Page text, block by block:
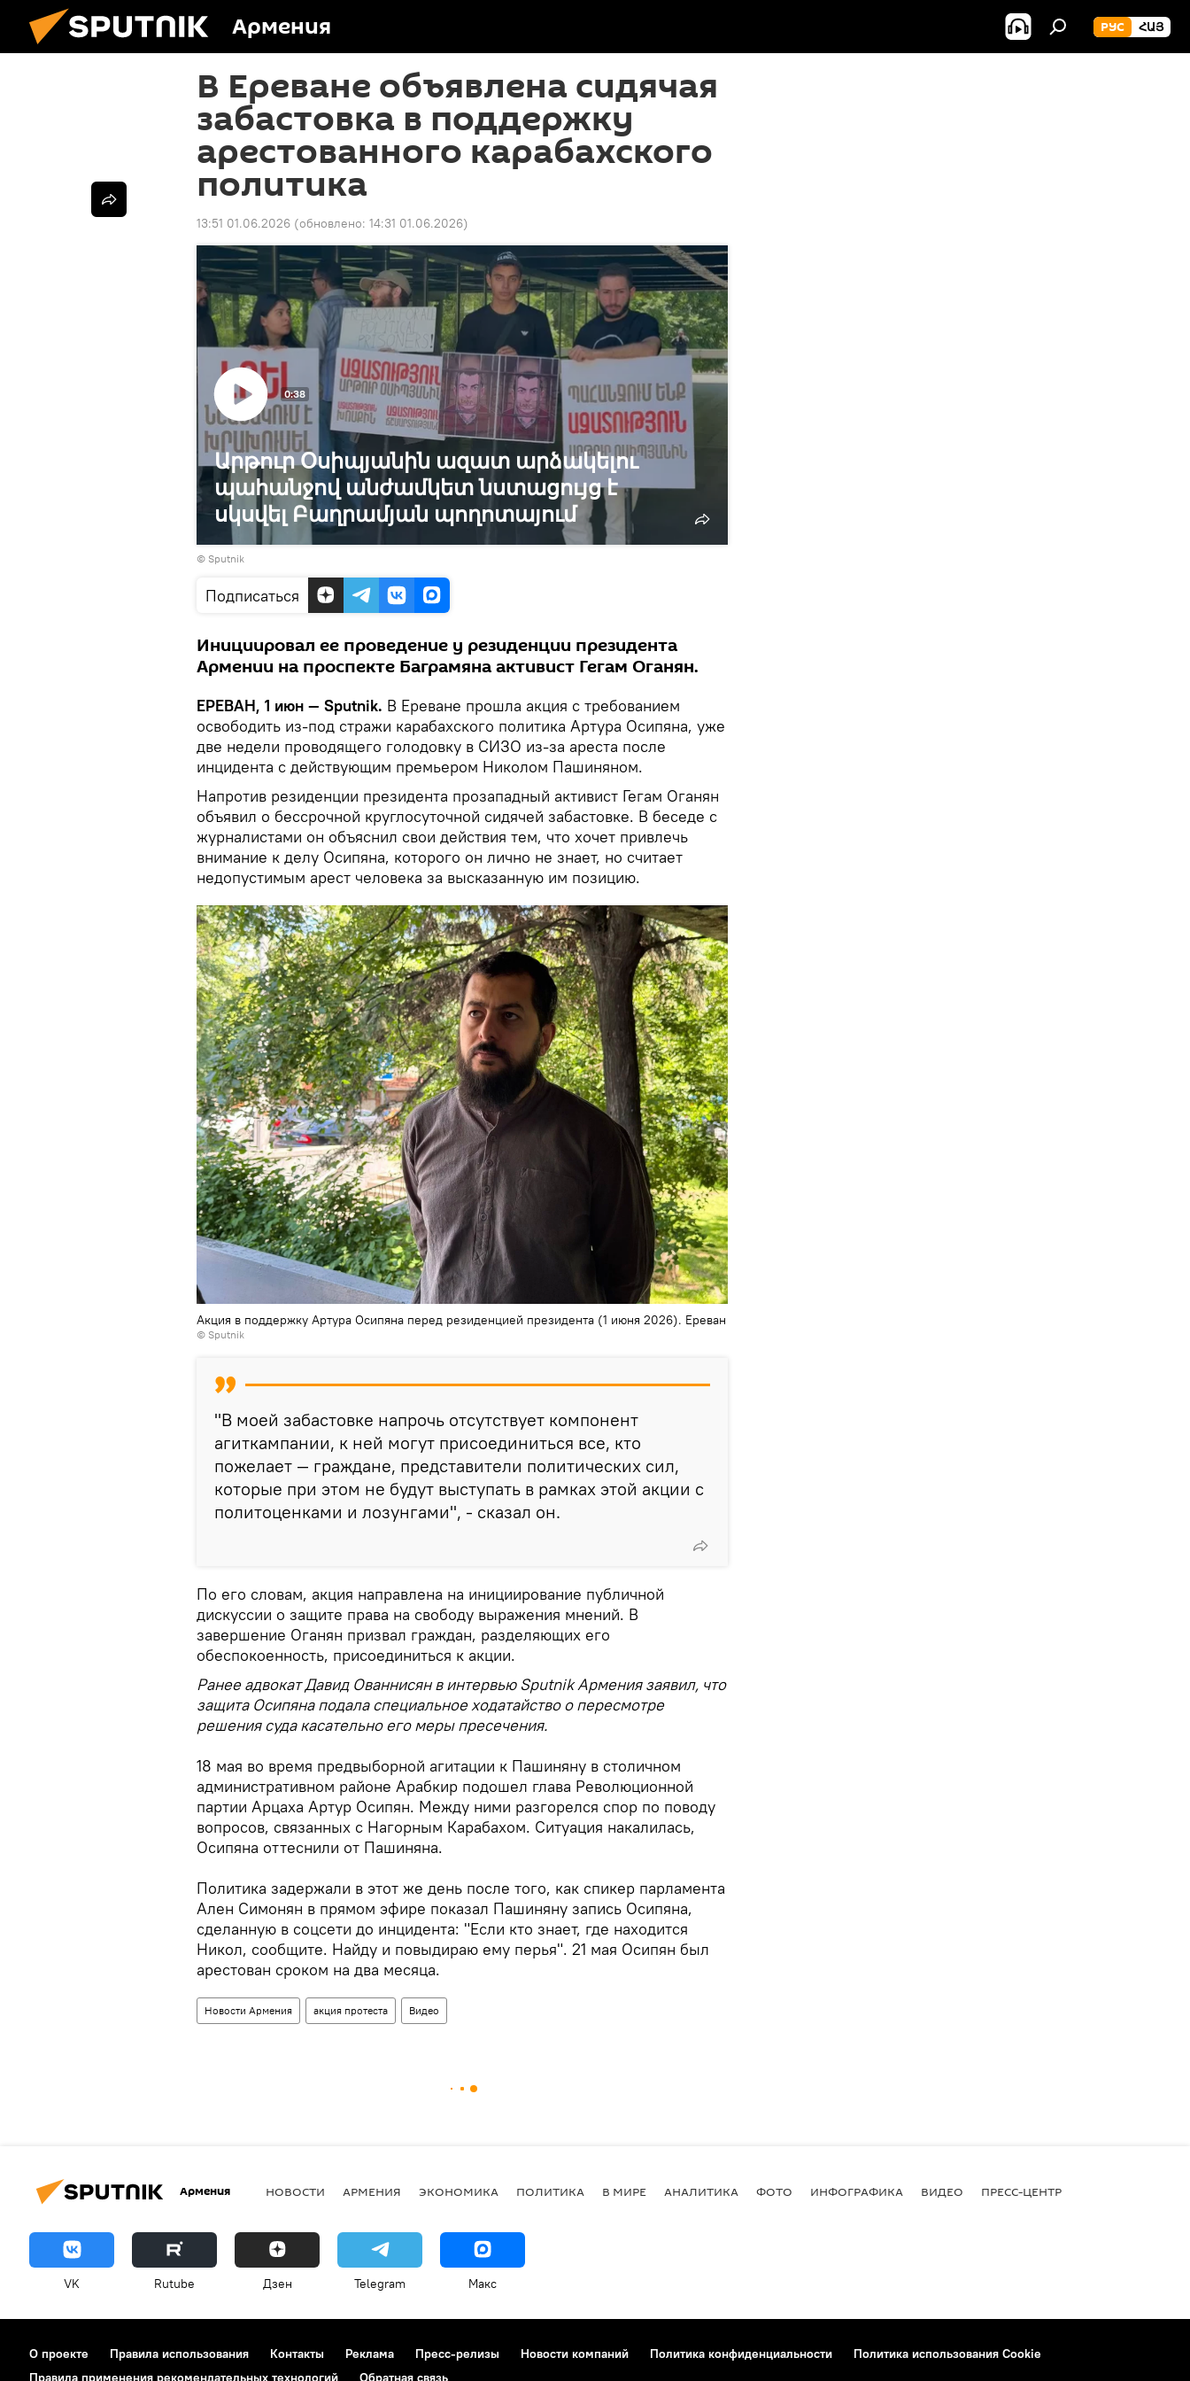
Армения РУС ՀԱՅ
В Ереване объявлена сидячая
забастовка в поддержку
арестованного карабахского
политика
13:51 01.06.2026 (обновлено: 14:31 01.06.2026)
Արթուր Օսիպյանին ազատ արձակելու
պահանջով անժամկետ նստացույց է
սկսվել Բաղրամյան պողոտայում
0:38
© Sputnik
Подписаться
Инициировал ее проведение у резиденции президента
Армении на проспекте Баграмяна активист Гегам Оганян.
ЕРЕВАН, 1 июн — Sputnik. В Ереване прошла акция с требованием
освободить из-под стражи карабахского политика Артура Осипяна, уже
две недели проводящего голодовку в СИЗО из-за ареста после
инцидента с действующим премьером Николом Пашиняном.
Напротив резиденции президента прозападный активист Гегам Оганян
объявил о бессрочной круглосуточной сидячей забастовке. В беседе с
журналистами он объяснил свои действия тем, что хочет привлечь
внимание к делу Осипяна, которого он лично не знает, но считает
недопустимым арест человека за высказанную им позицию.
Акция в поддержку Артура Осипяна перед резиденцией президента (1 июня 2026). Еревaн
© Sputnik
"В моей забастовке напрочь отсутствует компонент
агиткампании, к ней могут присоединиться все, кто
пожелает — граждане, представители политических сил,
которые при этом не будут выступать в рамках этой акции с
политоценками и лозунгами", - сказал он.
По его словам, акция направлена на инициирование публичной
дискуссии о защите права на свободу выражения мнений. В
завершение Оганян призвал граждан, разделяющих его
обеспокоенность, присоединиться к акции.
Ранее адвокат Давид Ованнисян в интервью Sputnik Армения заявил, что
защита Осипяна подала специальное ходатайство о пересмотре
решения суда касательно его меры пресечения.
18 мая во время предвыборной агитации к Пашиняну в столичном
административном районе Арабкир подошел глава Революционной
партии Арцаха Артур Осипян. Между ними разгорелся спор по поводу
вопросов, связанных с Нагорным Карабахом. Ситуация накалилась,
Осипяна оттеснили от Пашиняна.
Политика задержали в этот же день после того, как спикер парламента
Ален Симонян в прямом эфире показал Пашиняну запись Осипяна,
сделанную в соцсети до инцидента: "Если кто знает, где находится
Никол, сообщите. Найду и повыдираю ему перья". 21 мая Осипян был
арестован сроком на два месяца.
Новости Армения акция протеста Видео
Армения НОВОСТИ АРМЕНИЯ ЭКОНОМИКА ПОЛИТИКА В МИРЕ АНАЛИТИКА ФОТО ИНФОГРАФИКА ВИДЕО ПРЕСС-ЦЕНТР
VK Rutube Дзен Telegram Макс
О проекте Правила использования Контакты Реклама Пресс-релизы Новости компаний Политика конфиденциальности
Политика использования Cookie
Правила применения рекомендательных технологий
Обратная связь